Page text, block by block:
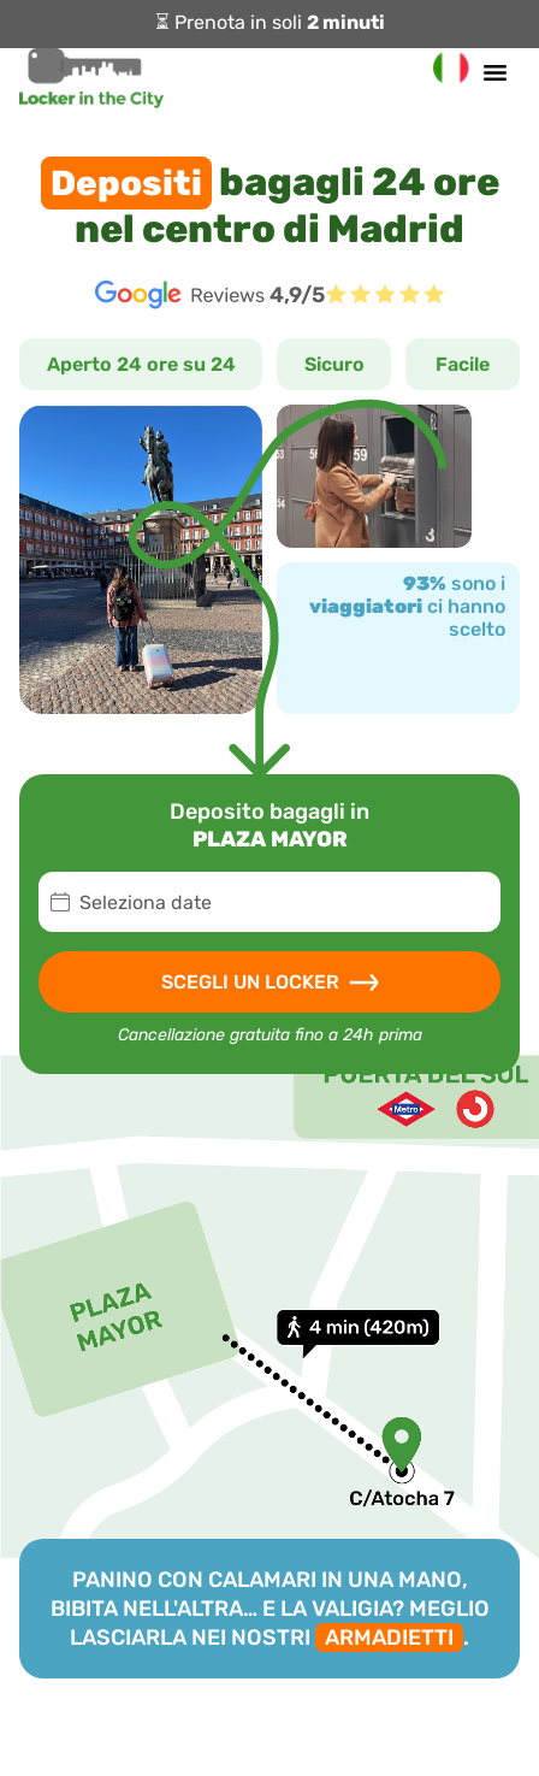
⏳ Prenota in soli 2 minuti
Depositi bagagli 24 ore
nel centro di Madrid
4,9/5
93% sono i
viaggiatori ci hanno
scelto
Sicuro Facile
Aperto 24 ore su 24
Deposito bagagli in
PLAZA MAYOR
Seleziona date
SCEGLI UN LOCKER
Cancellazione gratuita fino a 24h prima
PANINO CON CALAMARI IN UNA MANO,
BIBITA NELL'ALTRA… E LA VALIGIA? MEGLIO
LASCIARLA NEI NOSTRI ARMADIETTI .